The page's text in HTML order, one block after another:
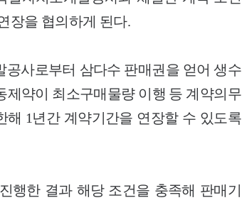
장을 협의하게 된다.
공사로부터 삼다수 판매권을 얻어 생수
약이 최소구매물량 이행 등 계약의무
1년간 계약기간을 연장할 수 있도록
행한 결과 해당 조건을 충족해 판매기